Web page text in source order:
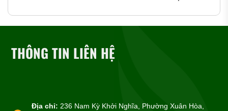
THÔNG TIN LIÊN HỆ
Địa chỉ: 236 Nam Kỳ Khởi Nghĩa, Phường Xuân Hòa,